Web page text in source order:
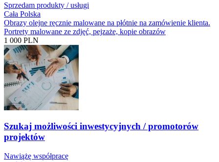
Sprzedam produkty / usługi
Cała Polska
Obrazy olejne ręcznie malowane na płótnie na zamówienie klienta.
Portrety malowane ze zdjęć, pejzaże, kopie obrazów
1 000 PLN
Szukaj możliwości inwestycyjnych / promotorów
projektów
Nawiążę współpracę